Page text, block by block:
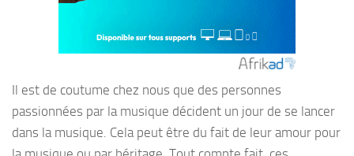
Il est de coutume chez nous que des personnes
passionnées par la musique décident un jour de se lancer
dans la musique. Cela peut être du fait de leur amour pour